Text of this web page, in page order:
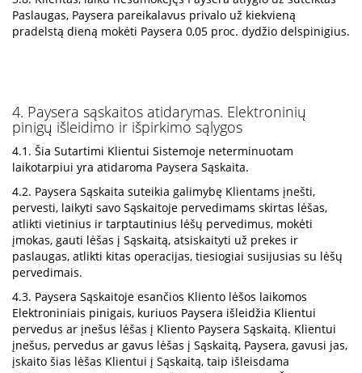
Paslaugas, Paysera pareikalavus privalo už kiekvieną
pradelstą dieną mokėti Paysera 0,05 proc. dydžio delspinigius.
4. Paysera sąskaitos atidarymas. Elektroninių
pinigų išleidimo ir išpirkimo sąlygos
4.1. Šia Sutartimi Klientui Sistemoje neterminuotam
laikotarpiui yra atidaroma Paysera Sąskaita.
4.2. Paysera Sąskaita suteikia galimybę Klientams įnešti,
pervesti, laikyti savo Sąskaitoje pervedimams skirtas lėšas,
atlikti vietinius ir tarptautinius lėšų pervedimus, mokėti
įmokas, gauti lėšas į Sąskaitą, atsiskaityti už prekes ir
paslaugas, atlikti kitas operacijas, tiesiogiai susijusias su lėšų
pervedimais.
4.3. Paysera Sąskaitoje esančios Kliento lėšos laikomos
Elektroniniais pinigais, kuriuos Paysera išleidžia Klientui
pervedus ar įnešus lėšas į Kliento Paysera Sąskaitą. Klientui
įnešus, pervedus ar gavus lėšas į Sąskaitą, Paysera, gavusi jas,
įskaito šias lėšas Klientui į Sąskaitą, taip išleisdama